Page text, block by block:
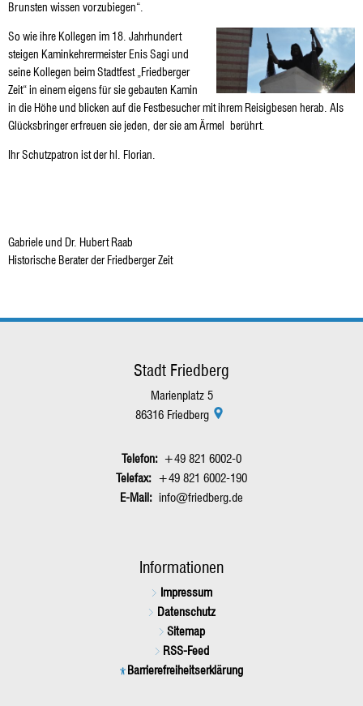
Brunsten wissen vorzubiegen“.
So wie ihre Kollegen im 18. Jahrhundert
steigen Kaminkehrermeister Enis Sagi und
seine Kollegen beim Stadtfest „Friedberger
Zeit“ in einem eigens für sie gebauten Kamin
in die Höhe und blicken auf die Festbesucher mit ihrem Reisigbesen herab. Als
Glücksbringer erfreuen sie jeden, der sie am Ärmel berührt.
Ihr Schutzpatron ist der hl. Florian.
Gabriele und Dr. Hubert Raab
Historische Berater der Friedberger Zeit
Stadt Friedberg
Marienplatz 5
86316 Friedberg
+49 821 6002-0
+49 821 6002-190
info@friedberg.de
Informationen
Impressum
Datenschutz
Sitemap
RSS-Feed
Barrierefreiheitserklärung